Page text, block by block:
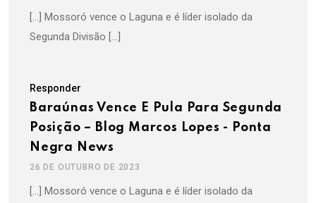
[…] Mossoró vence o Laguna e é líder isolado da
Segunda Divisão […]
Responder
Baraúnas Vence E Pula Para Segunda
Posição – Blog Marcos Lopes - Ponta
Negra News
26 DE OUTUBRO DE 2023
[…] Mossoró vence o Laguna e é líder isolado da